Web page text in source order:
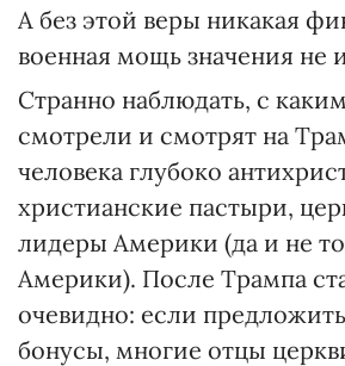
А без этой веры никакая
военная мощь значения не
Странно наблюдать, с
смотрели и смотрят на
человека глубоко
христианские пастыри,
лидеры Америки (да и не
Америки). После Трампа
очевидно: если
бонусы, многие отцы